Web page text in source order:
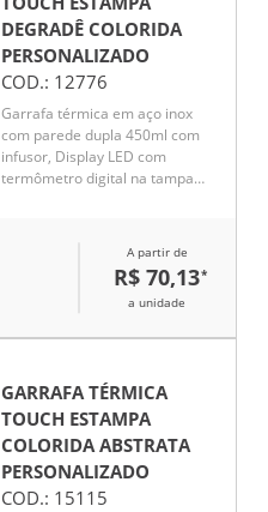
DEGRADÊ COLORIDA
PERSONALIZADO
COD.: 12776
Garrafa térmica em aço inox
com parede dupla 450ml com
infusor, Display LED com
termômetro digital na tampa
A partir de
R$ 70,13*
a unidade
GARRAFA TÉRMICA
TOUCH ESTAMPA
COLORIDA ABSTRATA
PERSONALIZADO
COD.: 15115